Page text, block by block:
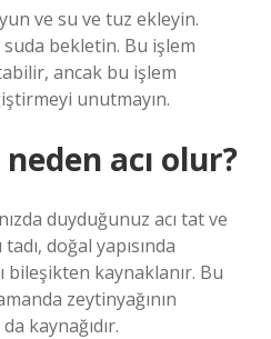
ve su ve tuz ekleyin.
bekletin. Bu işlem
ancak bu işlem
unutmayın.
acı olur?
duyduğunuz acı tat ve
doğal yapısında
kaynaklanır. Bu
zeytinyağının
kaynağıdır.